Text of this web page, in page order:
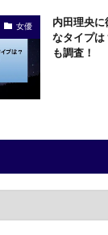
女優
内田理央に
なタイプは
も調査！